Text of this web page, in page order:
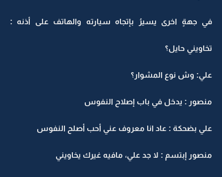
في جهةٍ اخرى يسيرُ بإتجاه سيارته والهاتف على أذنه :
تخاويني حايل؟
علي: وش نوع المشوار؟
منصور : يدخل في باب إصلاح النفوس
علي بضحكة : عاد انا معروف عني أحب أصلح النفوس
منصور إبتسم : لا جد علي، مافيه غيرك يخاويني